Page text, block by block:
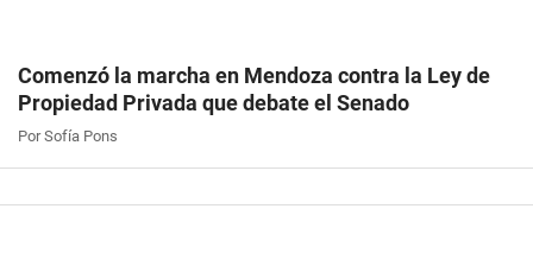
Comenzó la marcha en Mendoza contra la Ley de
Propiedad Privada que debate el Senado
Por Sofía Pons